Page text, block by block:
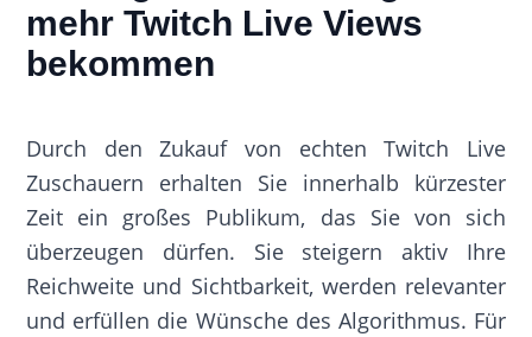
mehr Twitch Live Views
bekommen
Durch den Zukauf von echten Twitch Live
Zuschauern erhalten Sie innerhalb kürzester
Zeit ein großes Publikum, das Sie von sich
überzeugen dürfen. Sie steigern aktiv Ihre
Reichweite und Sichtbarkeit, werden relevanter
und erfüllen die Wünsche des Algorithmus. Für